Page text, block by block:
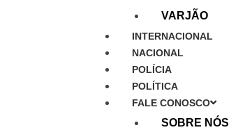
VARJÃO
INTERNACIONAL
NACIONAL
POLÍCIA
POLÍTICA
FALE CONOSCO
SOBRE NÓS